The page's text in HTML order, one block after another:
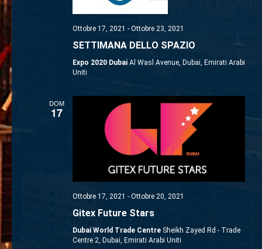
Ottobre 17, 2021 - Ottobre 23, 2021
SETTIMANA DELLO SPAZIO
Expo 2020 Dubai Al Wasl Avenue, Dubai, Emirati Arabi
Uniti
DOM
17
Ottobre 17, 2021 - Ottobre 20, 2021
Gitex Future Stars
Dubai World Trade Centre Sheikh Zayed Rd - Trade
Centre 2, Dubai, Emirati Arabi Uniti